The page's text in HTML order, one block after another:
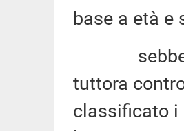
base a età e
sebbene
tuttora
classificato i